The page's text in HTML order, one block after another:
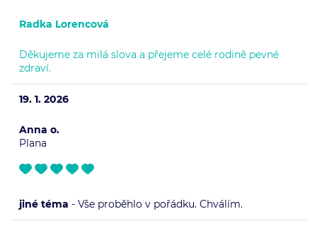
Radka Lorencová
Děkujeme za milá slova a přejeme celé rodině pevné
zdraví.
19. 1. 2026
Anna o.
Plana
jiné téma - Vše proběhlo v pořádku. Chválím.